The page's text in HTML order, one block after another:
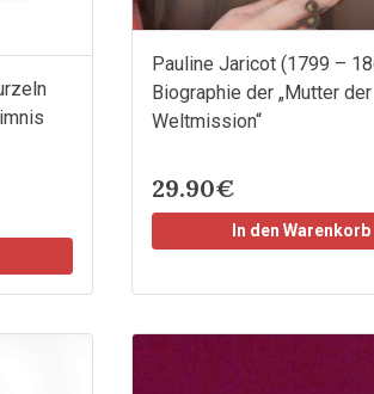
Pauline Jaricot (1799 –
Biographie der „Mutter der
Weltmission“
29.90€
In den Warenkorb